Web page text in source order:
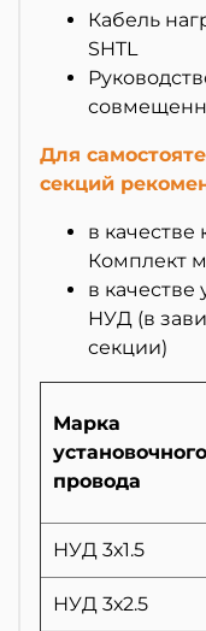
Кабель
SHTL
Для
секций
в качестве
Комплект
в качестве
НУД (в
секции)
Марка
установочного
провода
НУД 3х1.5
НУД 3х2.5